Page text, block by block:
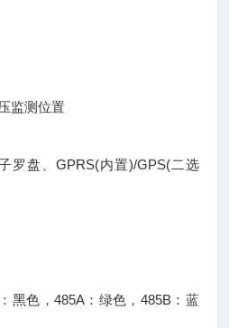
监测位置
盘、GPRS(内置)/GPS(二选
色，485A：绿色，485B：蓝